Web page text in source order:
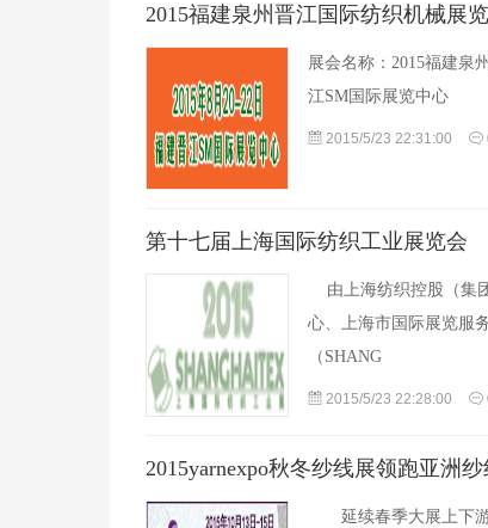
2015福建泉州晋江国际纺织机械展
展会名称：2015福建
江SM国际展览中心
2015/5/23 22:31:00
第十七届上海国际纺织工业展览会
由上海纺织控股（集
心、上海市国际展览服
（SHANG
2015/5/23 22:28:00
2015yarnexpo秋冬纱线展领跑亚洲
延续春季大展上下游